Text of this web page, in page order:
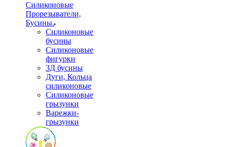
Силиконовые
Прорезыватели,
Бусины.
Силиконовые
бусины
Силиконовые
фигурки
3Д бусины
Дуги, Кольца
силиконовые
Силиконовые
грызунки
Варежки-
грызунки